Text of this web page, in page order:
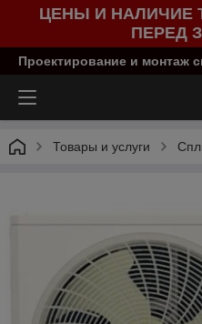
ЦЕНЫ И НАЛИЧИЕ
ПЕРЕД
Проектирование и монтаж
Товары и услуги